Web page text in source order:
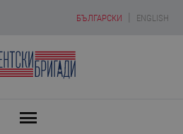
БЪЛГАРСКИ ENGLISH